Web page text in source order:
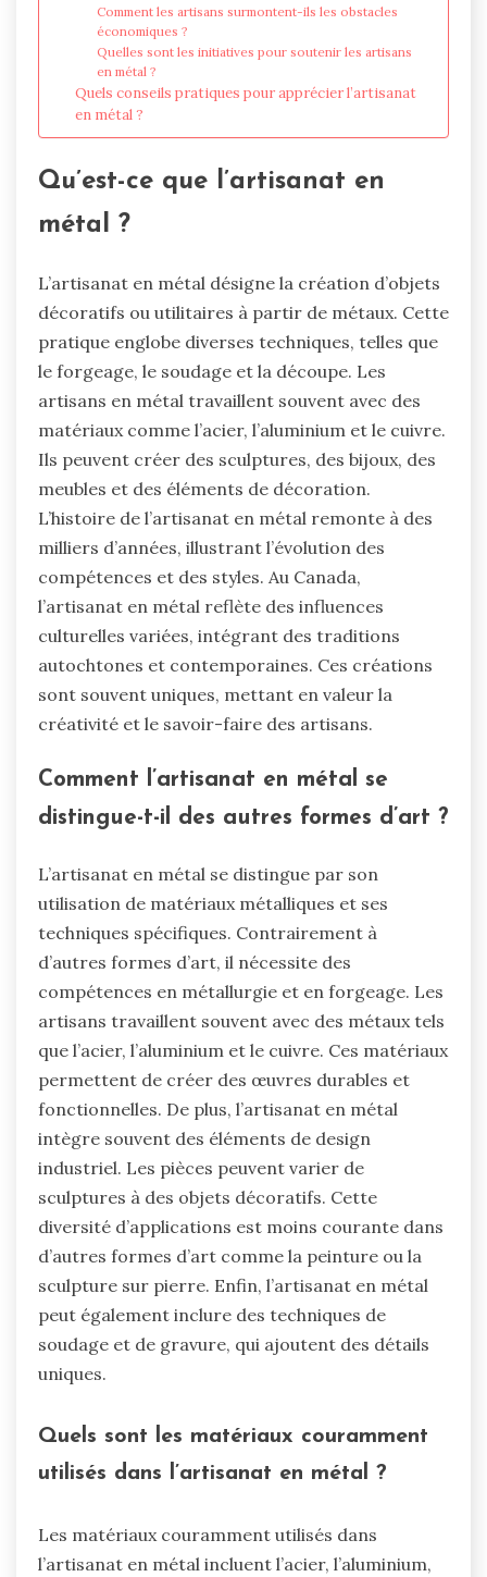
Comment les artisans surmontent-ils les obstacles
économiques ?
Quelles sont les initiatives pour soutenir les artisans
en métal ?
Quels conseils pratiques pour apprécier l’artisanat
en métal ?
Qu’est-ce que l’artisanat en
métal ?
L’artisanat en métal désigne la création d’objets
décoratifs ou utilitaires à partir de métaux. Cette
pratique englobe diverses techniques, telles que
le forgeage, le soudage et la découpe. Les
artisans en métal travaillent souvent avec des
matériaux comme l’acier, l’aluminium et le cuivre.
Ils peuvent créer des sculptures, des bijoux, des
meubles et des éléments de décoration.
L’histoire de l’artisanat en métal remonte à des
milliers d’années, illustrant l’évolution des
compétences et des styles. Au Canada,
l’artisanat en métal reflète des influences
culturelles variées, intégrant des traditions
autochtones et contemporaines. Ces créations
sont souvent uniques, mettant en valeur la
créativité et le savoir-faire des artisans.
Comment l’artisanat en métal se
distingue-t-il des autres formes d’art ?
L’artisanat en métal se distingue par son
utilisation de matériaux métalliques et ses
techniques spécifiques. Contrairement à
d’autres formes d’art, il nécessite des
compétences en métallurgie et en forgeage. Les
artisans travaillent souvent avec des métaux tels
que l’acier, l’aluminium et le cuivre. Ces matériaux
permettent de créer des œuvres durables et
fonctionnelles. De plus, l’artisanat en métal
intègre souvent des éléments de design
industriel. Les pièces peuvent varier de
sculptures à des objets décoratifs. Cette
diversité d’applications est moins courante dans
d’autres formes d’art comme la peinture ou la
sculpture sur pierre. Enfin, l’artisanat en métal
peut également inclure des techniques de
soudage et de gravure, qui ajoutent des détails
uniques.
Quels sont les matériaux couramment
utilisés dans l’artisanat en métal ?
Les matériaux couramment utilisés dans
l’artisanat en métal incluent l’acier, l’aluminium,